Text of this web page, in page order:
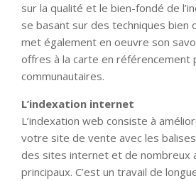
sur la qualité et le bien-fondé de
se basant sur des techniques bien
met également en oeuvre son
offres à la carte en référencement
communautaires.
L’indexation internet
L’indexation web consiste à
votre site de vente avec les
des sites internet et de nombreux
principaux. C’est un travail de